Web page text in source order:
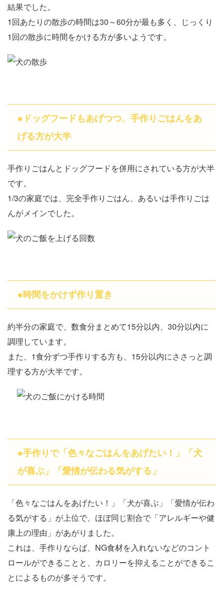
結果でした。
1回あたりの散歩の時間は30～60分が最も多く、じっくり
1回の散歩に時間をかける方が多いようです。
●ドッグフードもあげつつ、手作りごはんをあ
げる方が大半
手作りごはんとドッグフードを併用にされている方が大半
です。
1/3の家庭では、完全手作りごはん、あるいは手作りごは
んがメインでした。
●時間をかけず作り置き
約半分の家庭で、数食分まとめて15分以内、30分以内に
調理しています。
また、1食分ずつ手作りする方も、15分以内にささっと調
理する方が大半です。
●手作りで「色々なごはんをあげたい！」「犬
が喜ぶ」「愛情が伝わる気がする」
「色々なごはんをあげたい！」「犬が喜ぶ」「愛情が伝わ
る気がする」が上位で、ほぼ同じ割合で「アレルギーや健
康上の理由」があがりました。
これは、手作りならば、NG食材を入れないなどのコント
ロールができることと、カロリーを抑えることができるこ
とによるものが多そうです。